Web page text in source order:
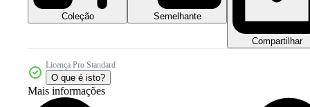
Coleção Semelhante
Compartilhar
Licença Pro Standard
O que é isto?
Mais informações